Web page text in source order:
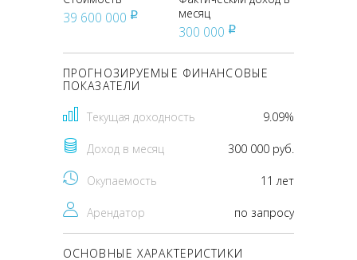
39 600 000 pуб
месяц
300 000 pуб
ПРОГНОЗИРУЕМЫЕ ФИНАНСОВЫЕ
ПОКАЗАТЕЛИ
Текущая доходность 9.09%
Доход в месяц 300 000 руб.
Окупаемость 11 лет
Арендатор по запросу
ОСНОВНЫЕ ХАРАКТЕРИСТИКИ